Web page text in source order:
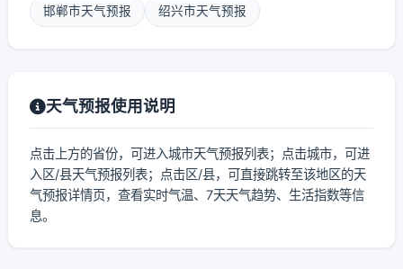
邯郸市天气预报 绍兴市天气预报
天气预报使用说明
点击上方的省份，可进入城市天气预报列表；点击城市，可进
入区/县天气预报列表；点击区/县，可直接跳转至该地区的天
气预报详情页，查看实时气温、7天天气趋势、生活指数等信
息。